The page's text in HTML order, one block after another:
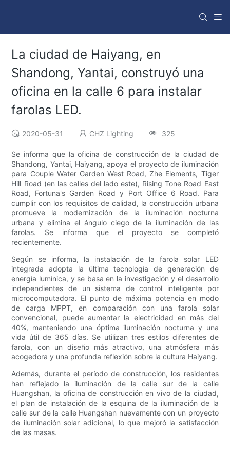
La ciudad de Haiyang, en
Shandong, Yantai, construyó una
oficina en la calle 6 para instalar
farolas LED.
2020-05-31 CHZ Lighting 325
Se informa que la oficina de construcción de la ciudad de
Shandong, Yantai, Haiyang, apoya el proyecto de iluminación
para Couple Water Garden West Road, Zhe Elements, Tiger
Hill Road (en las calles del lado este), Rising Tone Road East
Road, Fortuna's Garden Road y Port Office 6 Road. Para
cumplir con los requisitos de calidad, la construcción urbana
promueve la modernización de la iluminación nocturna
urbana y elimina el ángulo ciego de la iluminación de las
farolas. Se informa que el proyecto se completó
recientemente.
Según se informa, la instalación de la farola solar LED
integrada adopta la última tecnología de generación de
energía lumínica, y se basa en la investigación y el desarrollo
independientes de un sistema de control inteligente por
microcomputadora. El punto de máxima potencia en modo
de carga MPPT, en comparación con una farola solar
convencional, puede aumentar la electricidad en más del
40%, manteniendo una óptima iluminación nocturna y una
vida útil de 365 días. Se utilizan tres estilos diferentes de
farola, con un diseño más atractivo, una atmósfera más
acogedora y una profunda reflexión sobre la cultura Haiyang.
Además, durante el período de construcción, los residentes
han reflejado la iluminación de la calle sur de la calle
Huangshan, la oficina de construcción en vivo de la ciudad,
el plan de instalación de la esquina de la iluminación de la
calle sur de la calle Huangshan nuevamente con un proyecto
de iluminación solar adicional, lo que mejoró la satisfacción
de las masas.